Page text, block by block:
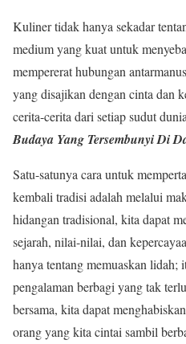
Kuliner tidak hanya sekadar
medium yang kuat untuk
mempererat hubungan
yang disajikan dengan cinta dan
cerita-cerita dari setiap sudut
Budaya Yang Tersembunyi Di
Satu-satunya cara untuk
kembali tradisi adalah melalui
hidangan tradisional, kita dapat
sejarah, nilai-nilai, dan
hanya tentang memuaskan lidah;
pengalaman berbagi yang tak
bersama, kita dapat
orang yang kita cintai sambil